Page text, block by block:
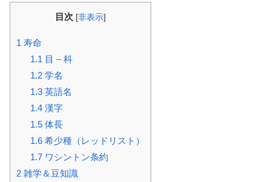
目次 [非表示]
1 寿命
1.1 目 – 科
1.2学名
1.3英語名
1.4漢字
1.5体長
1.6希少種（レッドリスト）
1.7ワシントン条約
2 雑学＆豆知識